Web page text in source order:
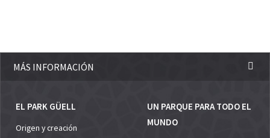
MÁS INFORMACIÓN
EL PARK GÜELL
Origen y creación
UN PARQUE PARA TODO EL
MUNDO